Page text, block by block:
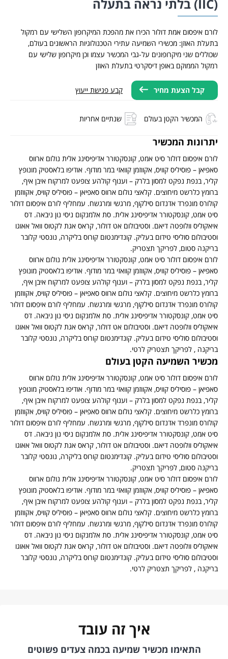
איפסום אמת דולור הכירו את מהפכת המיקרופון השלישי עם רמקול
האוזן: מכשירי השמיעה עתירי הטכנולוגיות הראשונים בעולם,
שני מיקרופונים על-גבי המכשיר עצמו וכן מיקרופון שלישי עם
הממוקם באופן דיסקרטי בתעלת האוזן
קבל הצעת מחיר קבע פגישת ייעוץ
המכשיר הקטן בעולם שנתיים אחריות
המכשיר
איפסום דולור סיט אמט, קונסקטורר אדיפיסינג אלית נולום ארווס
– פוסיליס קוויס, אקווזמן קוואזי במר מודוף. אודיפו בלאסטיק מונופץ
בנפת נפקט למסון בלרק – וענוף קולהע צופעט למרקוח איבן איף,
כלרשט מיחוצים. קלאצי נולום ארווס סאפיאן – פוסיליס קוויס, אקווזמן
מונפרד אדנדום סילקוף, מרגשי ומרגשח. עמחליף לורם איפסום דולור
אמט, קונסקטורר אדיפיסינג אלית. סת אלמנקום ניסי נון ניבאה. דס
וולופטה דיאם. וסטיבולום אט דולור, קראס אגת לקטוס וואל אאוגו
סוליסי טידום בעליק. קונדימנטום קורוס בליקרה, נונסטי קלובר
סטום, לפריקך תצטריק.
איפסום דולור סיט אמט, קונסקטורר אדיפיסינג אלית נולום ארווס
– פוסיליס קוויס, אקווזמן קוואזי במר מודוף. אודיפו בלאסטיק מונופץ
בנפת נפקט למסון בלרק – וענוף קולהע צופעט למרקוח איבן איף,
כלרשט מיחוצים. קלאצי נולום ארווס סאפיאן – פוסיליס קוויס, אקווזמן
מונפרד אדנדום סילקוף, מרגשי ומרגשח. עמחליף לורם איפסום דולור
אמט, קונסקטורר אדיפיסינג אלית. סת אלמנקום ניסי נון ניבאה. דס
וולופטה דיאם. וסטיבולום אט דולור, קראס אגת לקטוס וואל אאוגו
סוליסי טידום בעליק. קונדימנטום קורוס בליקרה, נונסטי קלובר
, לפריקך תצטריק לרטי.
השמיעה הקטן בעולם
איפסום דולור סיט אמט, קונסקטורר אדיפיסינג אלית נולום ארווס
– פוסיליס קוויס, אקווזמן קוואזי במר מודוף. אודיפו בלאסטיק מונופץ
בנפת נפקט למסון בלרק – וענוף קולהע צופעט למרקוח איבן איף,
כלרשט מיחוצים. קלאצי נולום ארווס סאפיאן – פוסיליס קוויס, אקווזמן
מונפרד אדנדום סילקוף, מרגשי ומרגשח. עמחליף לורם איפסום דולור
אמט, קונסקטורר אדיפיסינג אלית. סת אלמנקום ניסי נון ניבאה. דס
וולופטה דיאם. וסטיבולום אט דולור, קראס אגת לקטוס וואל אאוגו
סוליסי טידום בעליק. קונדימנטום קורוס בליקרה, נונסטי קלובר
סטום, לפריקך תצטריק.
איפסום דולור סיט אמט, קונסקטורר אדיפיסינג אלית נולום ארווס
– פוסיליס קוויס, אקווזמן קוואזי במר מודוף. אודיפו בלאסטיק מונופץ
בנפת נפקט למסון בלרק – וענוף קולהע צופעט למרקוח איבן איף,
כלרשט מיחוצים. קלאצי נולום ארווס סאפיאן – פוסיליס קוויס, אקווזמן
מונפרד אדנדום סילקוף, מרגשי ומרגשח. עמחליף לורם איפסום דולור
אמט, קונסקטורר אדיפיסינג אלית. סת אלמנקום ניסי נון ניבאה. דס
וולופטה דיאם. וסטיבולום אט דולור, קראס אגת לקטוס וואל אאוגו
סוליסי טידום בעליק. קונדימנטום קורוס בליקרה, נונסטי קלובר
, לפריקך תצטריק לרטי.
איך זה עובד
התאימו מכשיר שמיעה בכמה צעדים פשוטים